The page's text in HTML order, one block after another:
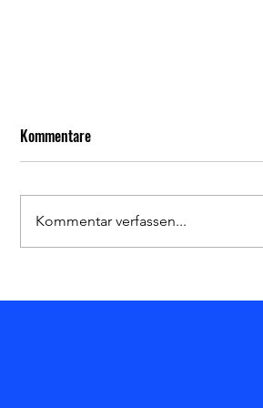
Kommentare
Kommentar verfassen...